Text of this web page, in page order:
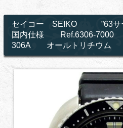
セイコー SEIKO ”63
国内仕様 Ref.6306-7000
306A オールトリチウム